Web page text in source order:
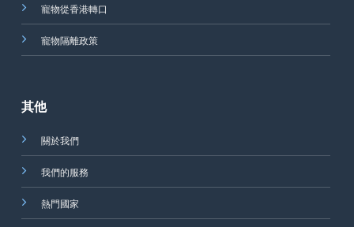
寵物從香港轉口
寵物隔離政策
其他
關於我們
我們的服務
熱門國家